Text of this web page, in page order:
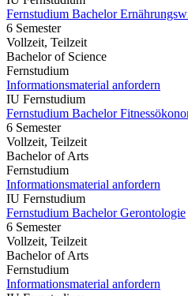
Fernstudium Bachelor
6 Semester
Vollzeit, Teilzeit
Bachelor of Science
Fernstudium
Informationsmaterial anfordern
IU Fernstudium
Fernstudium Bachelor
6 Semester
Vollzeit, Teilzeit
Bachelor of Arts
Fernstudium
Informationsmaterial anfordern
IU Fernstudium
Fernstudium Bachelor Gerontologie
6 Semester
Vollzeit, Teilzeit
Bachelor of Arts
Fernstudium
Informationsmaterial anfordern